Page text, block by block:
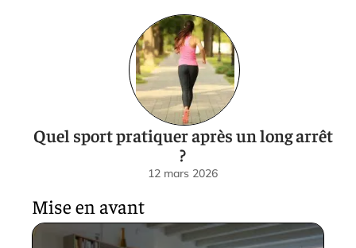
Quel sport pratiquer après un long arrêt
?
12 mars 2026
Mise en avant